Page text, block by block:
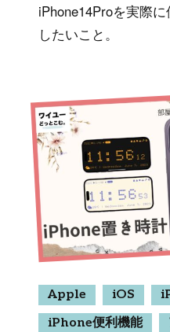
iPhone14Proを実際
したいこと。
Apple iOS
iPhone便利機能